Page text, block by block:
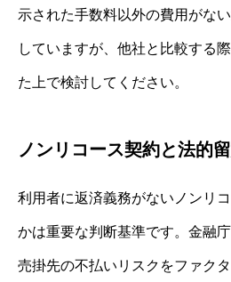
示された手数料以外の費用がな
していますが、他社と比較する
た上で検討してください。
ノンリコース契約と法的
利用者に返済義務がないノンリ
かは重要な判断基準です。金融
売掛先の不払いリスクをファク